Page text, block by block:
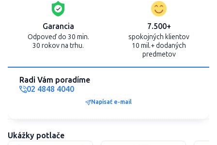
Garancia
Odpoveď do 30 min.
30 rokov na trhu.
7.500+
spokojných klientov
10 mil.+ dodaných
predmetov
Radi Vám poradíme
02 4848 4040
Napísať e-mail
Ukážky potlače